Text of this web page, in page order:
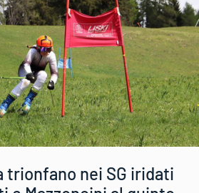
trionfano nei SG iridati